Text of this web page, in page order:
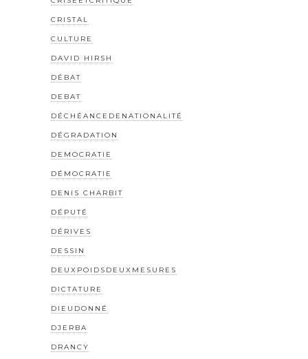
CRISTAL
CULTURE
DAVID HIRSH
DÉBAT
DEBAT
DÉCHÉANCEDENATIONALITÉ
DÉGRADATION
DEMOCRATIE
DÉMOCRATIE
DENIS CHARBIT
DÉPUTÉ
DÉRIVES
DESSIN
DEUXPOIDSDEUXMESURES
DICTATURE
DIEUDONNÉ
DJERBA
DRANCY